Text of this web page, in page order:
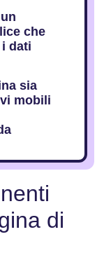
che
dati
sia
mobili
di